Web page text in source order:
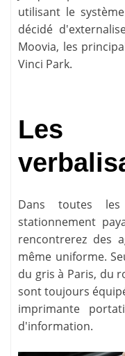
utilisant le
décidé
Moovia, les
Vinci Park.
Les
Dans toutes
stationnement
rencontrerez des
même uniforme.
du gris à Paris, du
sont toujours
imprimante
d'information.